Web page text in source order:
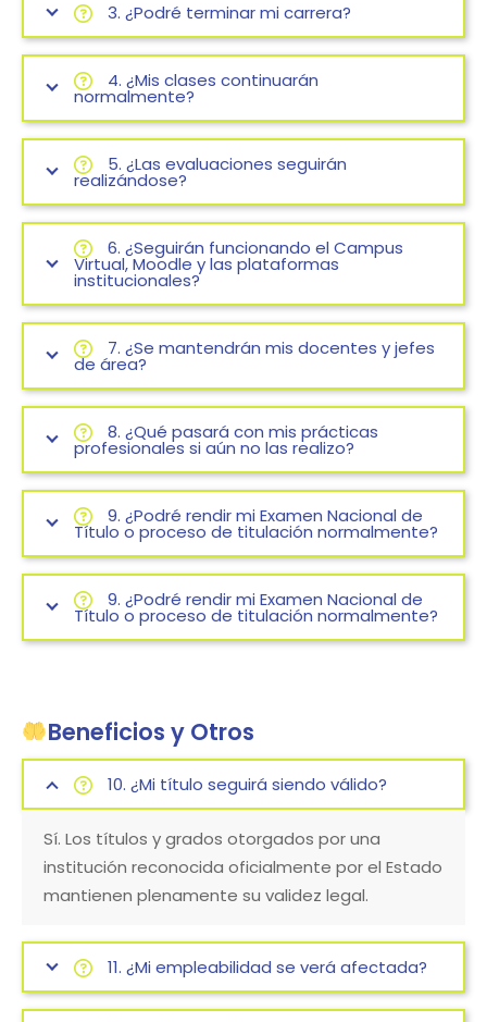
3. ¿Podré terminar mi carrera?
4. ¿Mis clases continuarán
normalmente?
5. ¿Las evaluaciones seguirán
realizándose?
6. ¿Seguirán funcionando el Campus
Virtual, Moodle y las plataformas
institucionales?
7. ¿Se mantendrán mis docentes y jefes
de área?
8. ¿Qué pasará con mis prácticas
profesionales si aún no las realizo?
9. ¿Podré rendir mi Examen Nacional de
Título o proceso de titulación normalmente?
9. ¿Podré rendir mi Examen Nacional de
Título o proceso de titulación normalmente?
Beneficios y Otros
10. ¿Mi título seguirá siendo válido?
Sí. Los títulos y grados otorgados por una
institución reconocida oficialmente por el Estado
mantienen plenamente su validez legal.
11. ¿Mi empleabilidad se verá afectada?